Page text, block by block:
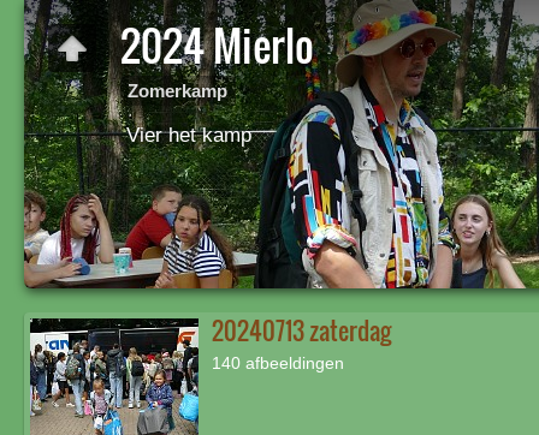
2024 Mierlo
Zomerkamp
Vier het kamp
20240713 zaterdag
140 afbeeldingen